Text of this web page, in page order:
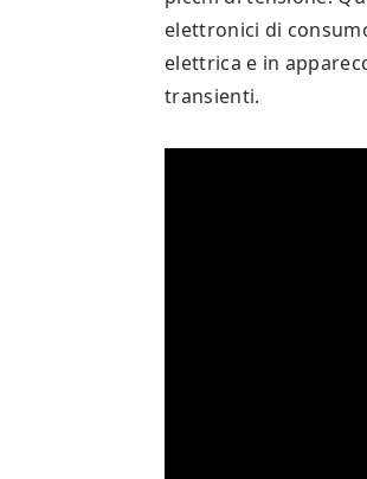
elettronici di
elettrica e in
transienti.